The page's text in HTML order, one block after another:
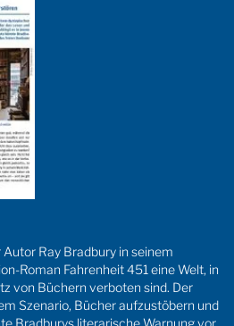
Ray Bradbury in seinem
Roman Fahrenheit 451 eine Welt, in
von Büchern verboten sind. Der
Szenario, Bücher aufzustöbern und
Bradburys literarische Warnung vor